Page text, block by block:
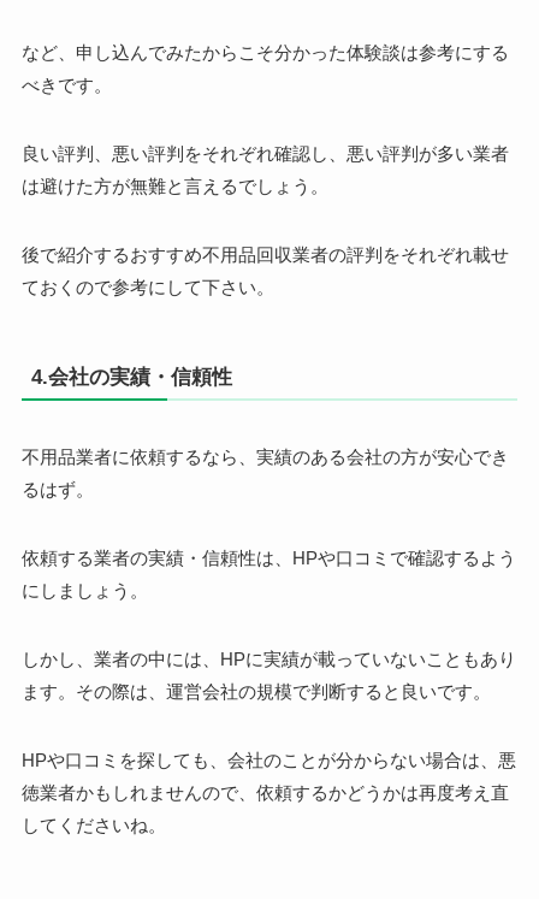
など、申し込んでみたからこそ分かった体験談は参考にする
べきです。
良い評判、悪い評判をそれぞれ確認し、悪い評判が多い業者
は避けた方が無難と言えるでしょう。
後で紹介するおすすめ不用品回収業者の評判をそれぞれ載せ
ておくので参考にして下さい。
4.会社の実績・信頼性
不用品業者に依頼するなら、実績のある会社の方が安心でき
るはず。
依頼する業者の実績・信頼性は、HPや口コミで確認するよう
にしましょう。
しかし、業者の中には、HPに実績が載っていないこともあり
ます。その際は、運営会社の規模で判断すると良いです。
HPや口コミを探しても、会社のことが分からない場合は、悪
徳業者かもしれませんので、依頼するかどうかは再度考え直
してくださいね。